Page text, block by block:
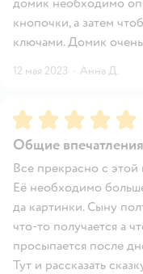
кнопочки, а затем
ключами. Домик
12 мая 2023 · Анна Д.
Рейтинг:5
Общие впечатления
Все прекрасно с этой
Её необходимо
да картинки. Сыну
что-то получается а
просыпается после
Тут и рассказать